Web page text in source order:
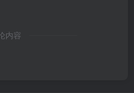
内容